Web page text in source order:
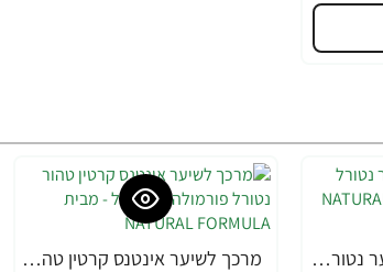
מסכת קרטין טהור לשיער נטורל פורמולה 350 מ"ל - מבית NATURAL FORMULA מרכך לשיער אינטנס קרטין טהור נטורל פורמולה 400 מ"ל - מבית NATURAL FORMULA